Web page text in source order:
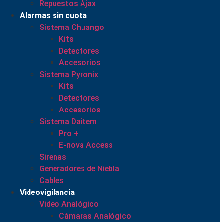
Repuestos Ajax
Alarmas sin cuota
Sistema Chuango
Kits
Detectores
Accesorios
Sistema Pyronix
Kits
Detectores
Accesorios
Sistema Daitem
Pro +
E-nova Access
Sirenas
Generadores de Niebla
Cables
Videovigilancia
Video Analógico
Cámaras Analógico